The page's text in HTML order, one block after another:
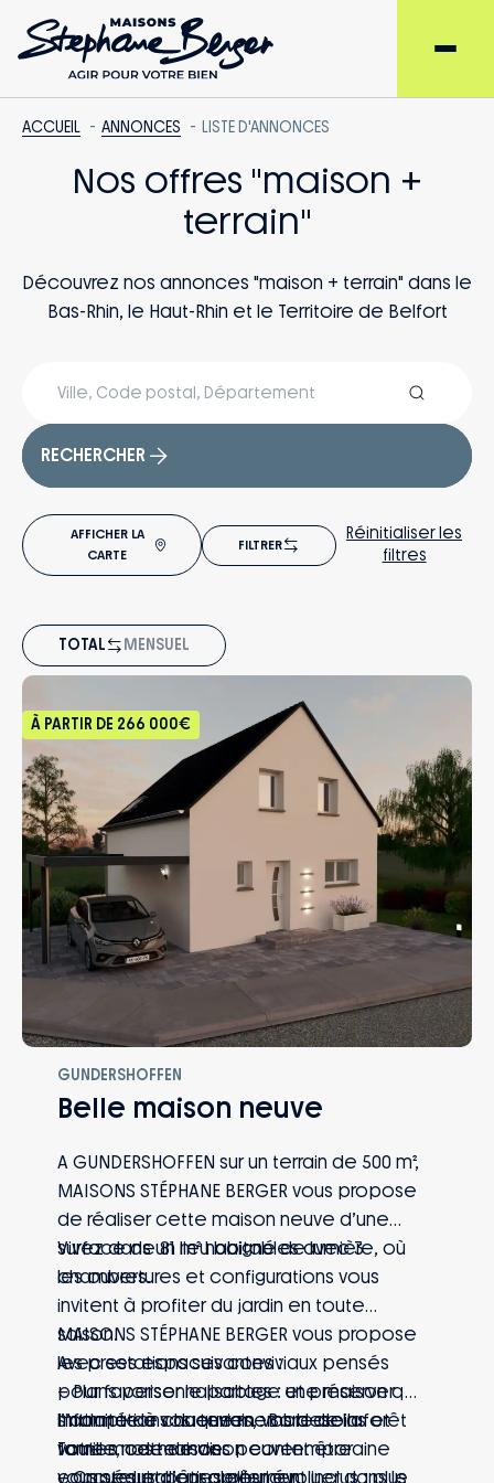
ACCUEIL ANNONCES LISTE D'ANNONCES
Nos offres "maison +
terrain"
Découvrez nos annonces "maison + terrain" dans le
Bas-Rhin, le Haut-Rhin et le Territoire de Belfort
RECHERCHER
AFFICHER LA
CARTE
FILTRER
Réinitialiser les
filtres
TOTAL MENSUEL
À PARTIR DE 266 000€
GUNDERSHOFFEN
Belle maison neuve
A GUNDERSHOFFEN sur un terrain de 500 m²,
MAISONS STÉPHANE BERGER vous propose
de réaliser cette maison neuve d’une
surface de 81 m² habitables avec 3
chambres.
Vivez dans un lieu baigné de lumière, où
les ouvertures et configurations vous
invitent à profiter du jardin en toute
saison.
Avec ses espaces conviviaux pensés
pour favoriser le partage et préserver
l’intimité de chaque membre de la
famille, cette maison contemporaine
vous séduira jour après jour.
MAISONS STÉPHANE BERGER vous propose
les prestations suivantes :
– Plans personnalisables : une maison qui
s’adapte à vos envies, vos besoins et
votre mode de vie
– Capteurs d’ensoleillement inclus : plus
Informations du terrain : Bord de la forêt
Toutes nos maisons peuvent être
conçues et bâties pour évoluer dans le